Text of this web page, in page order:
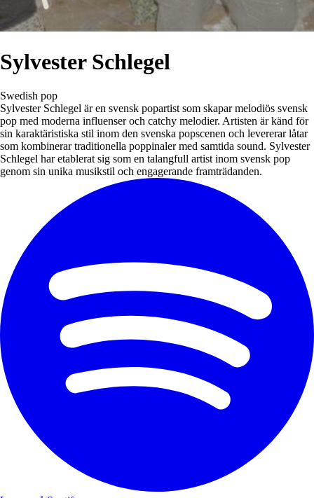
Sylvester Schlegel
Swedish pop
Sylvester Schlegel är en svensk popartist som skapar melodiös svensk
pop med moderna influenser och catchy melodier. Artisten är känd för
sin karaktäristiska stil inom den svenska popscenen och levererar låtar
som kombinerar traditionella poppinaler med samtida sound. Sylvester
Schlegel har etablerat sig som en talangfull artist inom svensk pop
genom sin unika musikstil och engagerande framträdanden.